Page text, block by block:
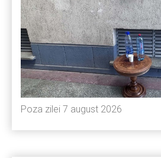
Poza zilei 7 august 2026